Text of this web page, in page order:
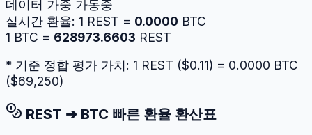
데이터 가중 가동중
실시간 환율: 1 REST = 0.0000 BTC
1 BTC = 628973.6603 REST
* 기준 정합 평가 가치: 1 REST ($0.11) = 0.0000 BTC
($69,250)
REST ➔ BTC 빠른 환율 환산표